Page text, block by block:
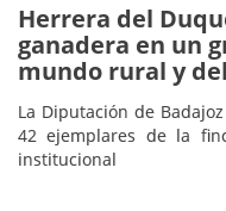
Herrera del
ganadera en un
mundo rural y
La Diputación de
42 ejemplares de la
institucional